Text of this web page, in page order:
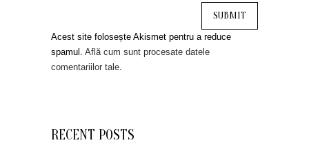
Acest site folosește Akismet pentru a reduce
spamul. Află cum sunt procesate datele
comentariilor tale
RECENT POSTS